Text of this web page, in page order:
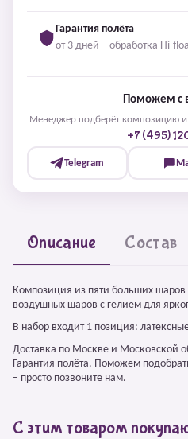
Гарантия полёта
от 3 дней – обработка Hi-
Поможем с
Менеджер подберёт композицию и
+7 (495)
Telegram
Описание Состав
Композиция из пяти больших шаров
воздушных шаров с гелием для
В набор входит 1 позиция:
Доставка по Москве и Московской
Гарантия полёта. Поможем
– просто позвоните нам.
С этим товаром